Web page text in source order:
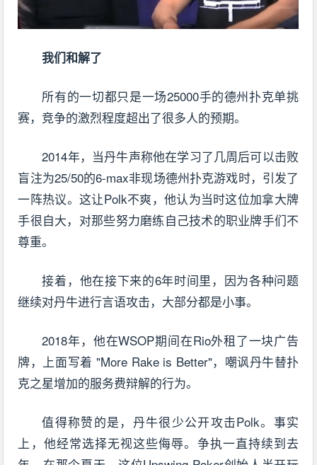
我们和解了
所有的一切都只是一场25000手的德州扑克单挑
赛，竞争的激烈程度超出了很多人的预期。
2014年，当丹牛声称他在学习了几周后可以击败
盲注为25/50的6-max非现场德州扑克游戏时，引发了
一阵热议。这让Polk不爽，他认为当时这位加拿大牌
手很自大，对那些努力磨练自己技术的职业牌手们不
尊重。
接着，他在接下来的6年时间里，因为各种问题
继续对丹牛进行言语攻击，大部分都是小事。
2018年，他在WSOP期间在Rio外租了一块广告
牌，上面写着 "More Rake is Better"，嘲讽丹牛替扑
克之星增加的服务费辩解的行为。
值得称赞的是，丹牛很少公开攻击Polk。事实
上，他经常选择无视这些侮辱。争执一直持续到去